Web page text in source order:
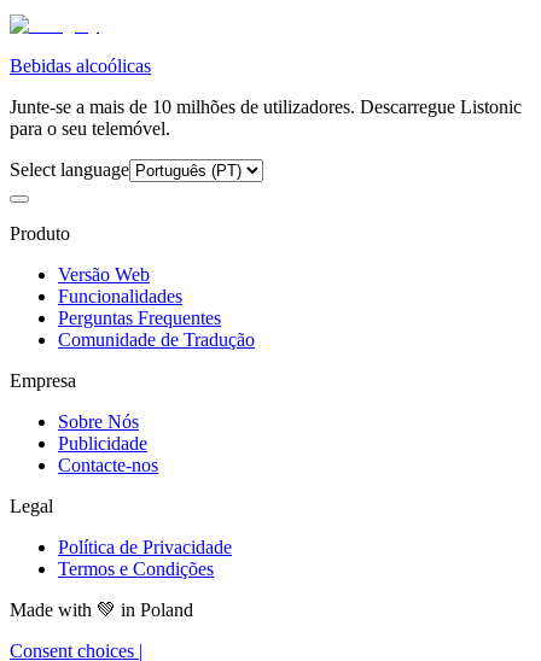
Bebidas alcoólicas
Junte-se a mais de 10 milhões de utilizadores. Descarregue Listonic
para o seu telemóvel.
Select language
Produto
Versão Web
Funcionalidades
Perguntas Frequentes
Comunidade de Tradução
Empresa
Sobre Nós
Publicidade
Contacte-nos
Legal
Política de Privacidade
Termos e Condições
Made with 💚 in Poland
Consent choices |